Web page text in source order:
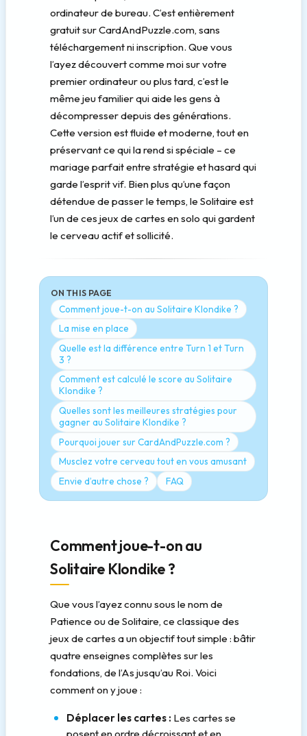
ordinateur de bureau. C’est entièrement
gratuit sur CardAndPuzzle.com, sans
téléchargement ni inscription. Que vous
l’ayez découvert comme moi sur votre
premier ordinateur ou plus tard, c’est le
même jeu familier qui aide les gens à
décompresser depuis des générations.
Cette version est fluide et moderne, tout en
préservant ce qui la rend si spéciale – ce
mariage parfait entre stratégie et hasard qui
garde l’esprit vif. Bien plus qu’une façon
détendue de passer le temps, le Solitaire est
l’un de ces jeux de cartes en solo qui gardent
le cerveau actif et sollicité.
ON THIS PAGE
Comment joue-t-on au Solitaire Klondike ?
La mise en place
Quelle est la différence entre Turn 1 et Turn
3 ?
Comment est calculé le score au Solitaire
Klondike ?
Quelles sont les meilleures stratégies pour
gagner au Solitaire Klondike ?
Pourquoi jouer sur CardAndPuzzle.com ?
Musclez votre cerveau tout en vous amusant
Envie d’autre chose ?
FAQ
Comment joue-t-on au
Solitaire Klondike ?
Que vous l’ayez connu sous le nom de
Patience ou de Solitaire, ce classique des
jeux de cartes a un objectif tout simple : bâtir
quatre enseignes complètes sur les
fondations, de l’As jusqu’au Roi. Voici
comment on y joue :
Déplacer les cartes : Les cartes se